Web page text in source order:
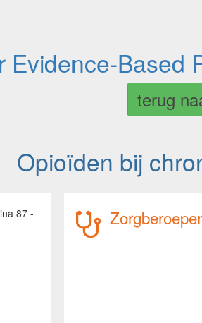
Evidence-Based
terug
Opioïden bij
87 -